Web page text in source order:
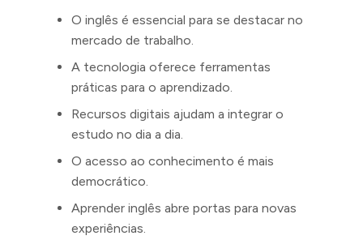
O inglês é essencial para se destacar no
mercado de trabalho.
A tecnologia oferece ferramentas
práticas para o aprendizado.
Recursos digitais ajudam a integrar o
estudo no dia a dia.
O acesso ao conhecimento é mais
democrático.
Aprender inglês abre portas para novas
experiências.